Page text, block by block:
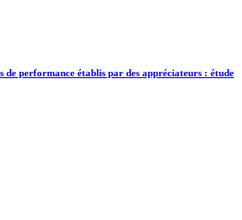
de performance établis par des appréciateurs : étude